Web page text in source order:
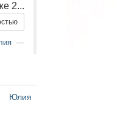
2...
Юлия